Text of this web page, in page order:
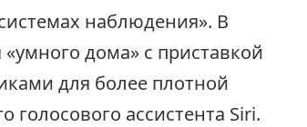
наблюдения». В
дома» с приставкой
для более плотной
голосового ассистента Siri.